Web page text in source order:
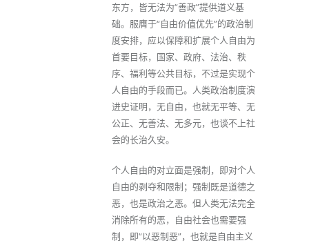
东方，皆无法为“善政”提供道义基
础。服膺于“自由价值优先”的政治制
度安排，应以保障和扩展个人自由为
首要目标，国家、政府、法治、秩
序、福利等公共目标，不过是实现个
人自由的手段而已。人类政治制度演
进史证明，无自由，也就无平等、无
公正、无善法、无多元，也谈不上社
会的长治久安。
个人自由的对立面是强制，即对个人
自由的剥夺和限制；强制既是道德之
恶，也是政治之恶。但人类无法完全
消除所有的恶，自由社会也需要强
制，即“以恶制恶”，也就是自由主义